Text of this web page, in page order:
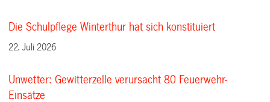
Die Schulpflege Winterthur hat sich konstituiert
22. Juli 2026
Unwetter: Gewitterzelle verursacht 80 Feuerwehr-
Einsätze